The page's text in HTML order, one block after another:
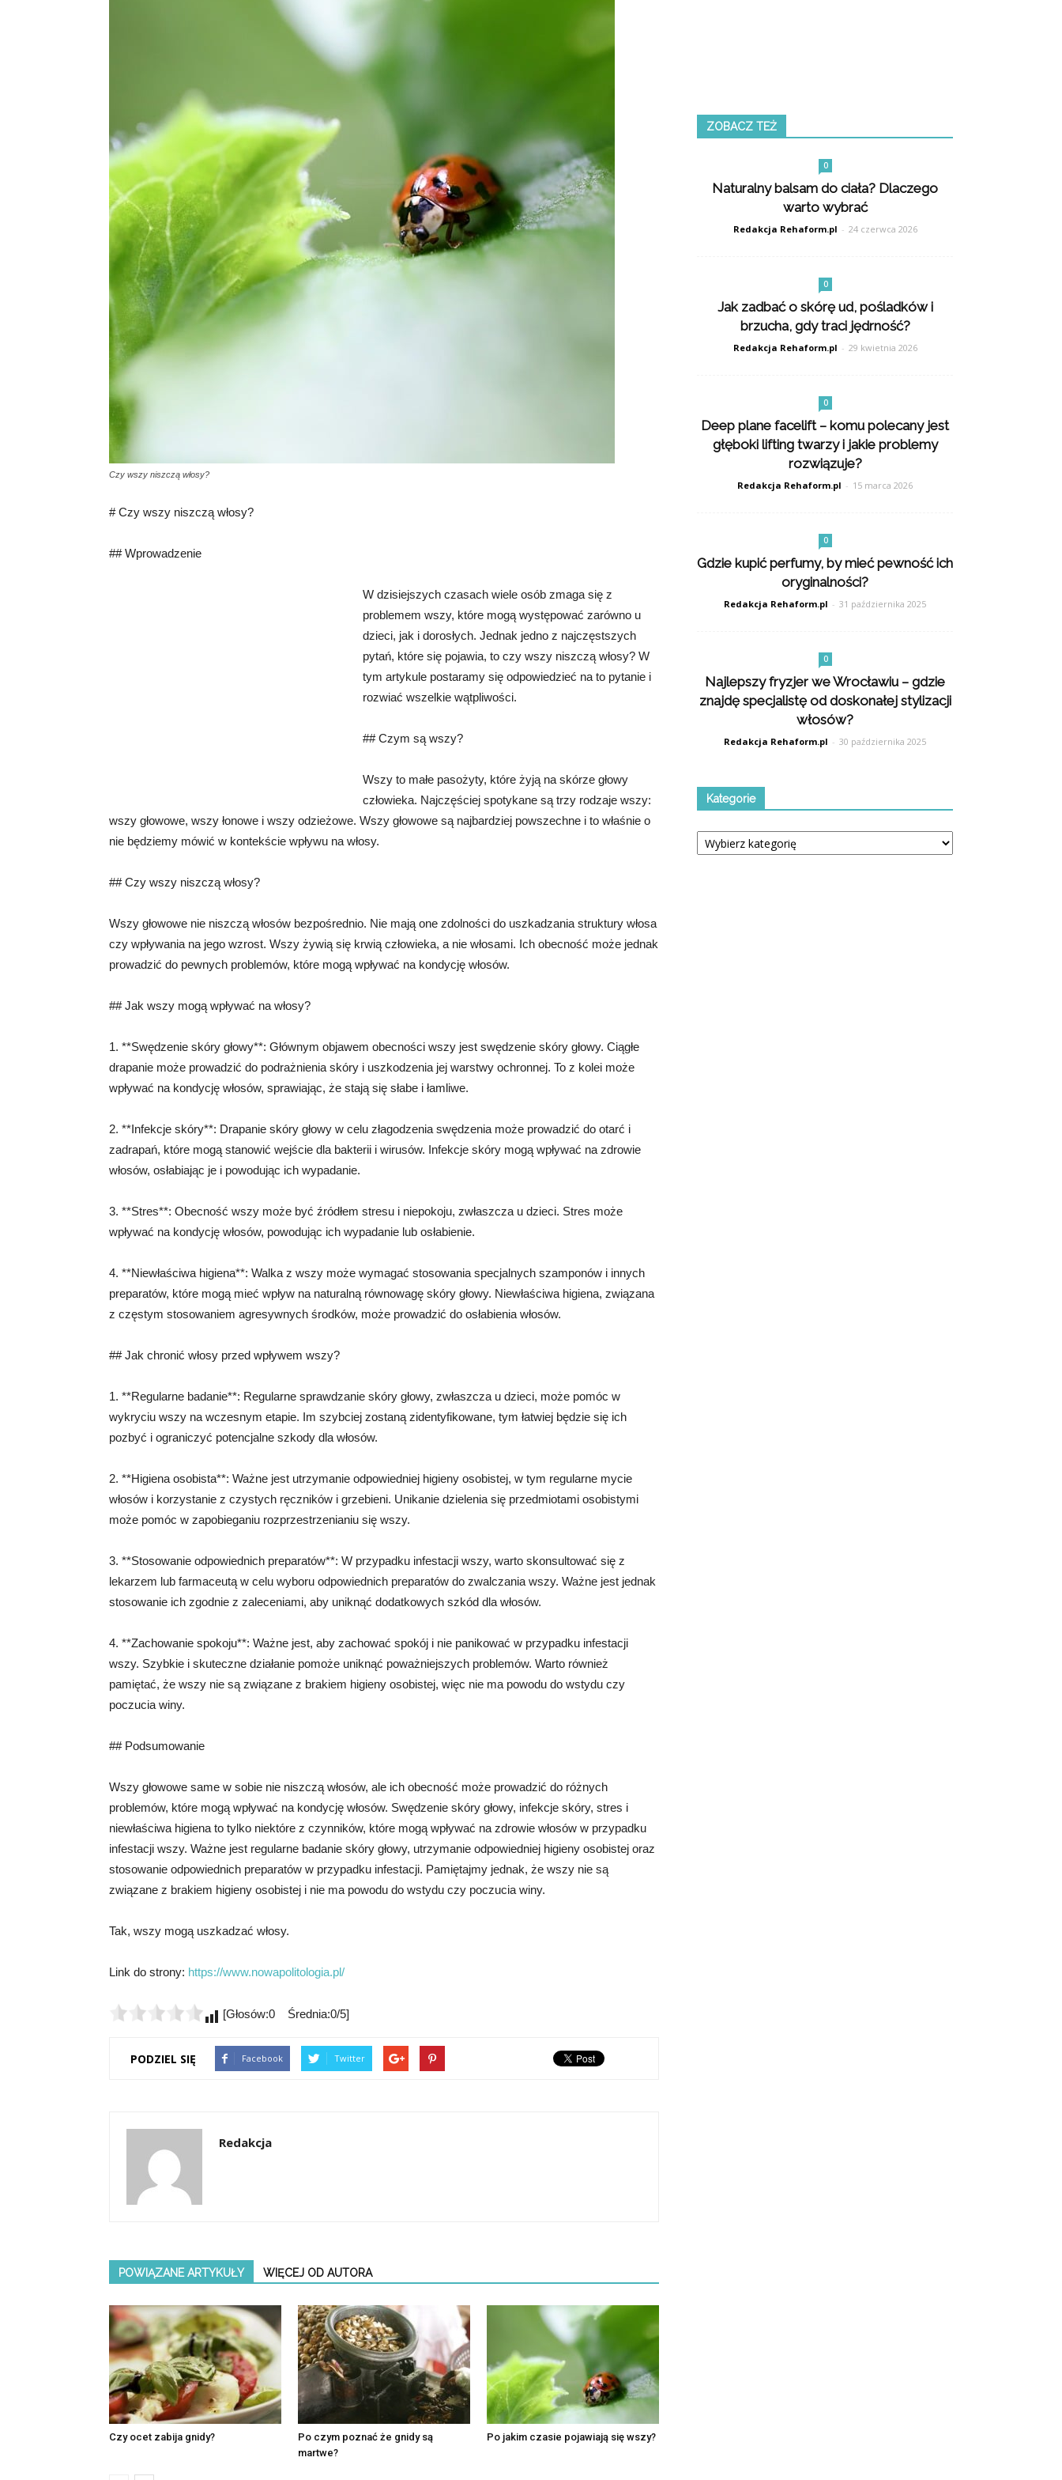
Czy wszy niszczą włosy?
# Czy wszy niszczą włosy?
## Wprowadzenie
W dzisiejszych czasach wiele osób zmaga się z
problemem wszy, które mogą występować zarówno u
dzieci, jak i dorosłych. Jednak jedno z najczęstszych
pytań, które się pojawia, to czy wszy niszczą włosy? W
tym artykule postaramy się odpowiedzieć na to pytanie i
rozwiać wszelkie wątpliwości.
## Czym są wszy?
Wszy to małe pasożyty, które żyją na skórze głowy
człowieka. Najczęściej spotykane są trzy rodzaje wszy:
wszy głowowe, wszy łonowe i wszy odzieżowe. Wszy głowowe są najbardziej powszechne i to właśnie o
nie będziemy mówić w kontekście wpływu na włosy.
## Czy wszy niszczą włosy?
Wszy głowowe nie niszczą włosów bezpośrednio. Nie mają one zdolności do uszkadzania struktury włosa
czy wpływania na jego wzrost. Wszy żywią się krwią człowieka, a nie włosami. Ich obecność może jednak
prowadzić do pewnych problemów, które mogą wpływać na kondycję włosów.
## Jak wszy mogą wpływać na włosy?
1. **Swędzenie skóry głowy**: Głównym objawem obecności wszy jest swędzenie skóry głowy. Ciągłe
drapanie może prowadzić do podrażnienia skóry i uszkodzenia jej warstwy ochronnej. To z kolei może
wpływać na kondycję włosów, sprawiając, że stają się słabe i łamliwe.
2. **Infekcje skóry**: Drapanie skóry głowy w celu złagodzenia swędzenia może prowadzić do otarć i
zadrapań, które mogą stanowić wejście dla bakterii i wirusów. Infekcje skóry mogą wpływać na zdrowie
włosów, osłabiając je i powodując ich wypadanie.
3. **Stres**: Obecność wszy może być źródłem stresu i niepokoju, zwłaszcza u dzieci. Stres może
wpływać na kondycję włosów, powodując ich wypadanie lub osłabienie.
4. **Niewłaściwa higiena**: Walka z wszy może wymagać stosowania specjalnych szamponów i innych
preparatów, które mogą mieć wpływ na naturalną równowagę skóry głowy. Niewłaściwa higiena, związana
z częstym stosowaniem agresywnych środków, może prowadzić do osłabienia włosów.
## Jak chronić włosy przed wpływem wszy?
1. **Regularne badanie**: Regularne sprawdzanie skóry głowy, zwłaszcza u dzieci, może pomóc w
wykryciu wszy na wczesnym etapie. Im szybciej zostaną zidentyfikowane, tym łatwiej będzie się ich
pozbyć i ograniczyć potencjalne szkody dla włosów.
2. **Higiena osobista**: Ważne jest utrzymanie odpowiedniej higieny osobistej, w tym regularne mycie
włosów i korzystanie z czystych ręczników i grzebieni. Unikanie dzielenia się przedmiotami osobistymi
może pomóc w zapobieganiu rozprzestrzenianiu się wszy.
3. **Stosowanie odpowiednich preparatów**: W przypadku infestacji wszy, warto skonsultować się z
lekarzem lub farmaceutą w celu wyboru odpowiednich preparatów do zwalczania wszy. Ważne jest jednak
stosowanie ich zgodnie z zaleceniami, aby uniknąć dodatkowych szkód dla włosów.
4. **Zachowanie spokoju**: Ważne jest, aby zachować spokój i nie panikować w przypadku infestacji
wszy. Szybkie i skuteczne działanie pomoże uniknąć poważniejszych problemów. Warto również
pamiętać, że wszy nie są związane z brakiem higieny osobistej, więc nie ma powodu do wstydu czy
poczucia winy.
## Podsumowanie
Wszy głowowe same w sobie nie niszczą włosów, ale ich obecność może prowadzić do różnych
problemów, które mogą wpływać na kondycję włosów. Swędzenie skóry głowy, infekcje skóry, stres i
niewłaściwa higiena to tylko niektóre z czynników, które mogą wpływać na zdrowie włosów w przypadku
infestacji wszy. Ważne jest regularne badanie skóry głowy, utrzymanie odpowiedniej higieny osobistej oraz
stosowanie odpowiednich preparatów w przypadku infestacji. Pamiętajmy jednak, że wszy nie są
związane z brakiem higieny osobistej i nie ma powodu do wstydu czy poczucia winy.
Tak, wszy mogą uszkadzać włosy.
Link do strony: https://www.nowapolitologia.pl/
[Głosów:0 Średnia:0/5]
PODZIEL SIĘ Facebook Twitter
Redakcja
POWIĄZANE ARTYKUŁY WIĘCEJ OD AUTORA
Czy ocet zabija gnidy?
Po czym poznać że gnidy są
martwe?
Po jakim czasie pojawiają się wszy?
ZOBACZ TEŻ
0
Naturalny balsam do ciała? Dlaczego
warto wybrać
Redakcja Rehaform.pl - 24 czerwca 2026
0
Jak zadbać o skórę ud, pośladków i
brzucha, gdy traci jędrność?
Redakcja Rehaform.pl - 29 kwietnia 2026
0
Deep plane facelift – komu polecany jest
głęboki lifting twarzy i jakie problemy
rozwiązuje?
Redakcja Rehaform.pl - 15 marca 2026
0
Gdzie kupić perfumy, by mieć pewność ich
oryginalności?
Redakcja Rehaform.pl - 31 października 2025
0
Najlepszy fryzjer we Wrocławiu – gdzie
znajdę specjalistę od doskonałej stylizacji
włosów?
Redakcja Rehaform.pl - 30 października 2025
Kategorie
Kategorie